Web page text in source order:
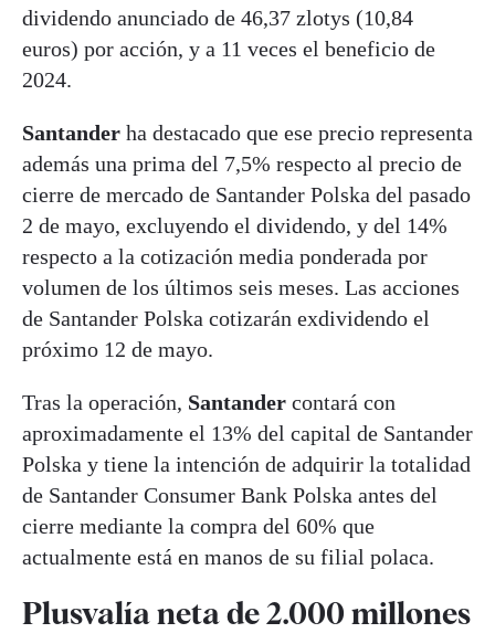
dividendo anunciado de 46,37 zlotys (10,84
euros) por acción, y a 11 veces el beneficio de
2024.
Santander ha destacado que ese precio representa
además una prima del 7,5% respecto al precio de
cierre de mercado de Santander Polska del pasado
2 de mayo, excluyendo el dividendo, y del 14%
respecto a la cotización media ponderada por
volumen de los últimos seis meses. Las acciones
de Santander Polska cotizarán exdividendo el
próximo 12 de mayo.
Tras la operación, Santander contará con
aproximadamente el 13% del capital de Santander
Polska y tiene la intención de adquirir la totalidad
de Santander Consumer Bank Polska antes del
cierre mediante la compra del 60% que
actualmente está en manos de su filial polaca.
Plusvalía neta de 2.000 millones